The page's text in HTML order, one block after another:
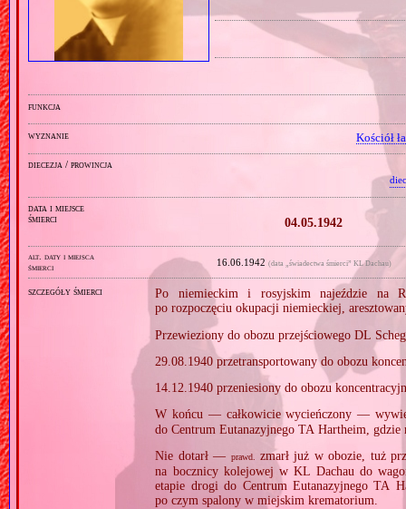
funkcja
wyznanie Kościół
diecezja / prowincja
data i miejsce
śmierci
04.05.1942
alt. daty i miejsca
śmierci
16.06.1942(data „świadectwa śmierci” KL Dachau)
szczegóły śmierci
Po niemieckim i rosyjskim najeździe na
po rozpoczęciu okupacji niemieckiej,
Przewieziony do obozu przejściowego DL
29.08.1940 przetransportowany do obozu
14.12.1940 przeniesiony do obozu
W końcu — całkowicie wycieńczony —
do Centrum Eutanazyjnego TA Hartheim, gdzie
Nie dotarł — prawd. zmarł już w obozie, tuż
na bocznicy kolejowej w KL Dachau do
etapie drogi do Centrum Eutanazyjnego TA
po czym spalony w miejskim krematorium.